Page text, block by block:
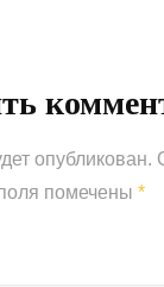
опубликован.
помечены *